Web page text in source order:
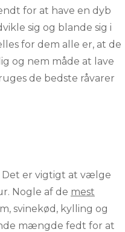
for at have en dyb
sig og blande sig i
for dem alle er, at de
og nem måde at lave
de bedste råvarer
Det er vigtigt at vælge
Nogle af de mest
svinekød, kylling og
mængde fedt for at